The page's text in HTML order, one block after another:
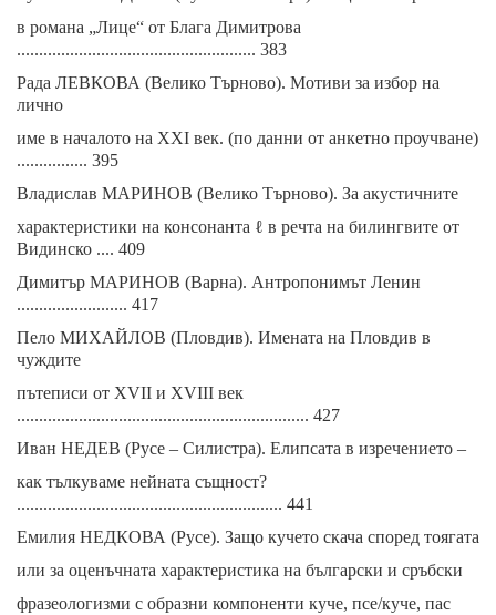
в романа „Лице“ от Блага Димитрова
...................................................... 383
Рада ЛЕВКОВА (Велико Търново). Мотиви за избор на
лично
име в началото на XXI век. (по данни от анкетно проучване)
................ 395
Владислав МАРИНОВ (Велико Търново). За акустичните
характеристики на консонанта ℓ в речта на билингвите от
Видинско .... 409
Димитър МАРИНОВ (Варна). Антропонимът Ленин
......................... 417
Пело МИХАЙЛОВ (Пловдив). Имената на Пловдив в
чуждите
пътеписи от XVII и XVIII век
.................................................................. 427
Иван НЕДЕВ (Русе – Силистра). Елипсата в изречението –
как тълкуваме нейната същност?
............................................................ 441
Емилия НЕДКОВА (Русе). Защо кучето скача според тоягата
или за оценъчната характеристика на български и сръбски
фразеологизми с образни компоненти куче, псе/куче, пас